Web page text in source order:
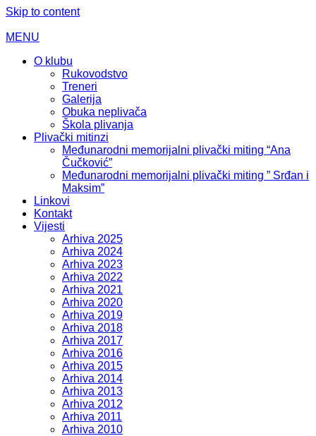
Skip to content
MENU
O klubu
Rukovodstvo
Treneri
Galerija
Obuka neplivača
Škola plivanja
Plivački mitinzi
Međunarodni memorijalni plivački miting “Ana
Čučković”
Međunarodni memorijalni plivački miting ” Srđan i
Maksim”
Linkovi
Kontakt
Vijesti
Arhiva 2025
Arhiva 2024
Arhiva 2023
Arhiva 2022
Arhiva 2021
Arhiva 2020
Arhiva 2019
Arhiva 2018
Arhiva 2017
Arhiva 2016
Arhiva 2015
Arhiva 2014
Arhiva 2013
Arhiva 2012
Arhiva 2011
Arhiva 2010